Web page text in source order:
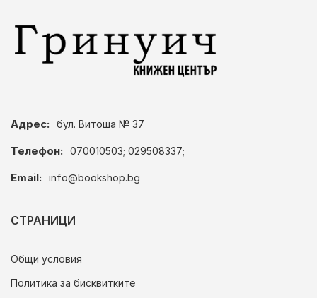
Адрес: бул. Витоша № 37
Телефон: 070010503; 029508337;
Email: info@bookshop.bg
СТРАНИЦИ
Общи условия
Политика за бисквитките